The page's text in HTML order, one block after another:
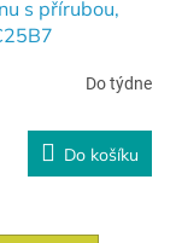
s přírubou,
Do týdne
Do košíku